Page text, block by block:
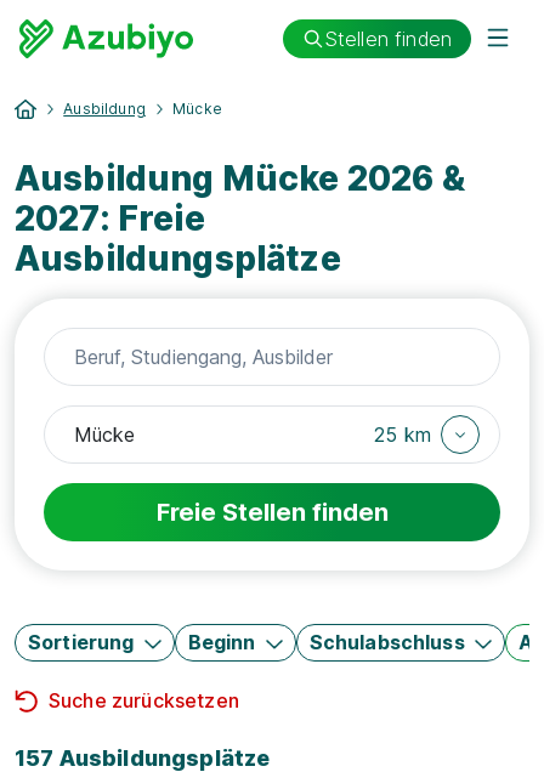
Stellen finden
Ausbildung Mücke
Ausbildung Mücke 2026 &
2027: Freie
Ausbildungsplätze
25 km
Freie Stellen finden
Sortierung Beginn Schulabschluss
Suche zurücksetzen
157 Ausbildungsplätze